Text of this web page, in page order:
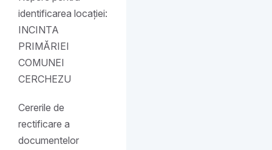
identificarea locației:
INCINTA
PRIMĂRIEI
COMUNEI
CERCHEZU
Cererile de
rectificare a
documentelor